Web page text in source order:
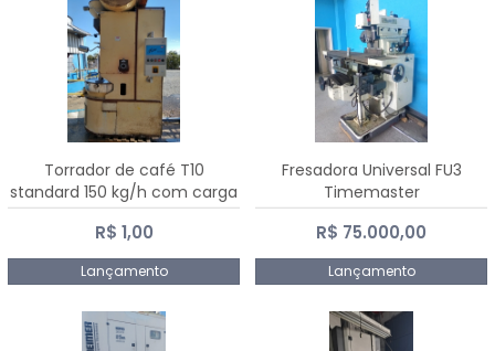
Torrador de café T10
standard 150 kg/h com carga
de 10 kg
R$ 1,00
Lançamento
Fresadora Universal FU3
Timemaster
R$ 75.000,00
Lançamento